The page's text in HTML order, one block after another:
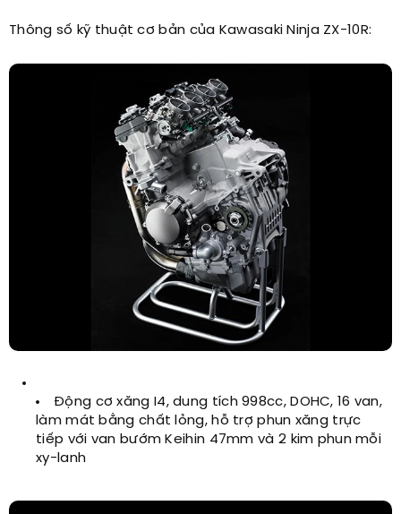
Thông số kỹ thuật cơ bản của Kawasaki Ninja ZX-10R:
Động cơ xăng I4, dung tích 998cc, DOHC, 16 van,
làm mát bằng chất lỏng, hỗ trợ phun xăng trực
tiếp với van bướm Keihin 47mm và 2 kim phun mỗi
xy-lanh